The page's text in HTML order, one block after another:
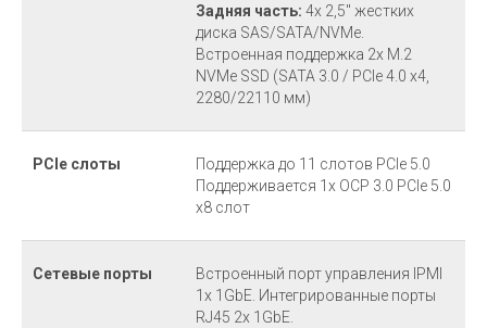
Задняя часть: 4x 2,5" жестких
диска SAS/SATA/NVMe.
Встроенная поддержка 2x M.2
NVMe SSD (SATA 3.0 / PCIe 4.0 x4,
2280/22110 мм)
PCIe слоты
Поддержка до 11 слотов PCIe 5.0
Поддерживается 1x OCP 3.0 PCIe 5.0
x8 слот
Сетевые порты
Встроенный порт управления IPMI
1x 1GbE. Интегрированные порты
RJ45 2x 1GbE.